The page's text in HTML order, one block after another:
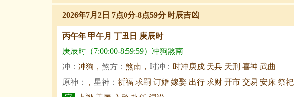
2026年7月2日 7点0分-8点59分 时辰吉凶
丙午年 甲午月 丁丑日 庚辰时
庚辰时（7:00:00-8:59:59）冲狗煞南
冲： 冲狗， 煞方： 煞南， 时冲： 时冲庚戍 天兵 天刑 喜神 武曲
原神：
， 星神： 祈福 求嗣 订婚 嫁娶 出行 求财 开市 交易 安床 祭祀